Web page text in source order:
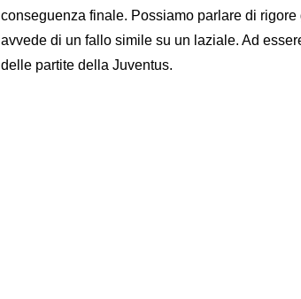
conseguenza finale. Possiamo parlare di
avvede di un fallo simile su un laziale. Ad
delle partite della Juventus.